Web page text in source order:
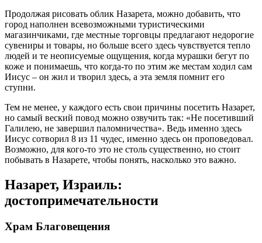
Продолжая рисовать облик Назарета, можно добавить, что
город наполнен всевозможными туристическими
магазинчиками, где местные торговцы предлагают недорогие
сувениры и товары, но больше всего здесь чувствуется тепло
людей и те неописуемые ощущения, когда мурашки бегут по
коже и понимаешь, что когда-то по этим же местам ходил сам
Иисус – он жил и творил здесь, а эта земля помнит его
ступни.
Тем не менее, у каждого есть свои причины посетить Назарет,
но самый веский повод можно озвучить так: «Не посетивший
Галилею, не завершил паломничества». Ведь именно здесь
Иисус сотворил 8 из 11 чудес, именно здесь он проповедовал.
Возможно, для кого-то это не столь существенно, но стоит
побывать в Назарете, чтобы понять, насколько это важно.
Назарет, Израиль:
достопримечательности
Храм Благовещения